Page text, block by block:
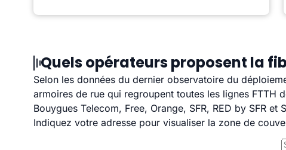
Quels opérateurs proposent la
Selon les données du dernier observatoire du
armoires de rue qui regroupent toutes les lignes FTTH
Bouygues Telecom, Free, Orange, SFR, RED by SFR
Indiquez votre adresse pour visualiser la zone de